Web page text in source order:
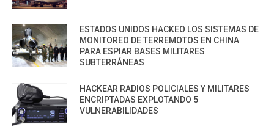
ESTADOS UNIDOS HACKEO LOS SISTEMAS DE
MONITOREO DE TERREMOTOS EN CHINA
PARA ESPIAR BASES MILITARES
SUBTERRÁNEAS
HACKEAR RADIOS POLICIALES Y MILITARES
ENCRIPTADAS EXPLOTANDO 5
VULNERABILIDADES